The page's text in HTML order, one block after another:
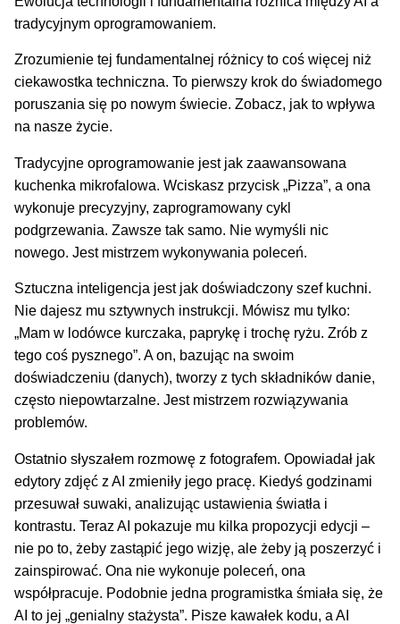
tradycyjnym oprogramowaniem.
Zrozumienie tej fundamentalnej różnicy to coś więcej niż
ciekawostka techniczna. To pierwszy krok do świadomego
poruszania się po nowym świecie. Zobacz, jak to wpływa
na nasze życie.
Tradycyjne oprogramowanie jest jak zaawansowana
kuchenka mikrofalowa. Wciskasz przycisk „Pizza”, a ona
wykonuje precyzyjny, zaprogramowany cykl
podgrzewania. Zawsze tak samo. Nie wymyśli nic
nowego. Jest mistrzem wykonywania poleceń.
Sztuczna inteligencja jest jak doświadczony szef kuchni.
Nie dajesz mu sztywnych instrukcji. Mówisz mu tylko:
„Mam w lodówce kurczaka, paprykę i trochę ryżu. Zrób z
tego coś pysznego”. A on, bazując na swoim
doświadczeniu (danych), tworzy z tych składników danie,
często niepowtarzalne. Jest mistrzem rozwiązywania
problemów.
Ostatnio słyszałem rozmowę z fotografem. Opowiadał jak
edytory zdjęć z AI zmieniły jego pracę. Kiedyś godzinami
przesuwał suwaki, analizując ustawienia światła i
kontrastu. Teraz AI pokazuje mu kilka propozycji edycji –
nie po to, żeby zastąpić jego wizję, ale żeby ją poszerzyć i
zainspirować. Ona nie wykonuje poleceń, ona
współpracuje. Podobnie jedna programistka śmiała się, że
AI to jej „genialny stażysta”. Pisze kawałek kodu, a AI